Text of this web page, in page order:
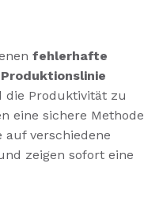
fehlerhafte
die Produktivität zu
eine sichere Methode
verschiedene
zeigen sofort eine